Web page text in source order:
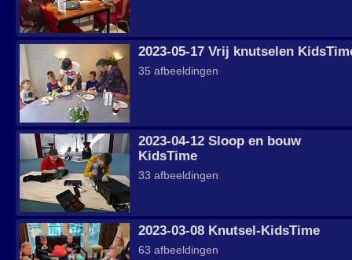
2023-05-17 Vrij knutselen
35 afbeeldingen
2023-04-12 Sloop en bouw
KidsTime
33 afbeeldingen
2023-03-08 Knutsel-KidsTime
63 afbeeldingen